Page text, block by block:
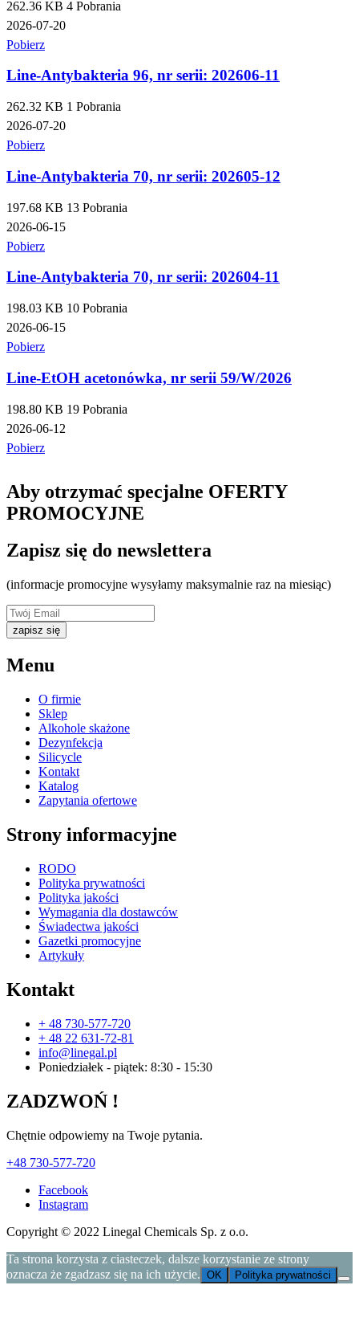
262.36 KB 4 Pobrania
2026-07-20
Pobierz
Line-Antybakteria 96, nr serii: 202606-11
262.32 KB 1 Pobrania
2026-07-20
Pobierz
Line-Antybakteria 70, nr serii: 202605-12
197.68 KB 13 Pobrania
2026-06-15
Pobierz
Line-Antybakteria 70, nr serii: 202604-11
198.03 KB 10 Pobrania
2026-06-15
Pobierz
Line-EtOH acetonówka, nr serii 59/W/2026
198.80 KB 19 Pobrania
2026-06-12
Pobierz
Aby otrzymać specjalne OFERTY
PROMOCYJNE
Zapisz się do newslettera
(informacje promocyjne wysyłamy maksymalnie raz na miesiąc)
zapisz się
Menu
O firmie
Sklep
Alkohole skażone
Dezynfekcja
Silicycle
Kontakt
Katalog
Zapytania ofertowe
Strony informacyjne
RODO
Polityka prywatności
Polityka jakości
Wymagania dla dostawców
Świadectwa jakości
Gazetki promocyjne
Artykuły
Kontakt
+ 48 730-577-720
+ 48 22 631-72-81
info@linegal.pl
Poniedziałek - piątek: 8:30 - 15:30
ZADZWOŃ !
Chętnie odpowiemy na Twoje pytania.
+48 730-577-720
Facebook
Instagram
Copyright © 2022 Linegal Chemicals Sp. z o.o.
Ta strona korzysta z ciasteczek, dalsze korzystanie ze strony
oznacza że zgadzasz się na ich użycie. OK Polityka prywatności